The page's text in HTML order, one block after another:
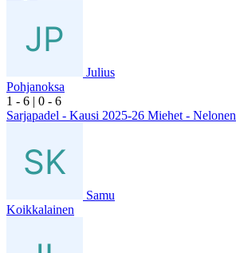
Julius
Pohjanoksa
1 - 6 | 0 - 6
Sarjapadel - Kausi 2025-26 Miehet - Nelonen
Samu
Koikkalainen